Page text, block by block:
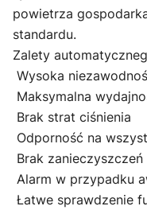
powietrza
standardu.
Zalety
Wysoka
Maksymalna
Brak strat ciśnienia
Odporność na
Brak
Alarm w przypadku
Łatwe sprawdzenie